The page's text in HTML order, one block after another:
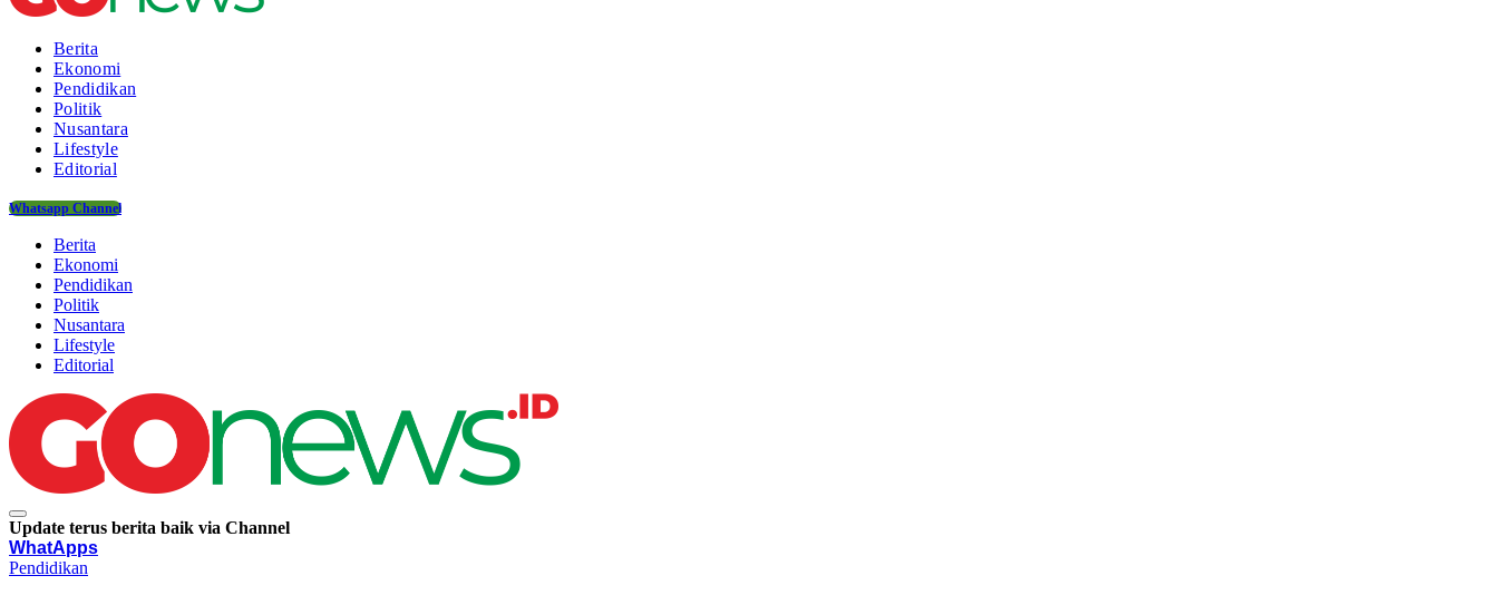
Berita
Ekonomi
Pendidikan
Politik
Nusantara
Lifestyle
Editorial
Whatsapp Channel
Berita
Ekonomi
Pendidikan
Politik
Nusantara
Lifestyle
Editorial
Update terus berita baik via Channel
WhatApps
Pendidikan